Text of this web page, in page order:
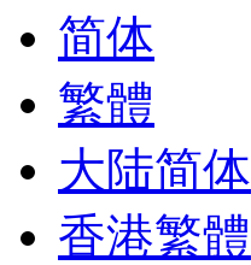
简体
繁體
大陆简体
香港繁體